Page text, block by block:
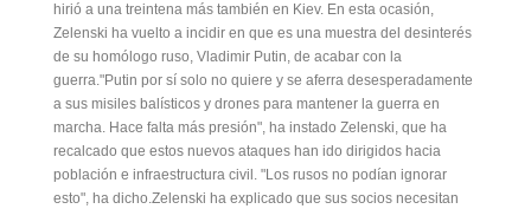
hirió a una treintena más también en Kiev. En esta ocasión,
Zelenski ha vuelto a incidir en que es una muestra del desinterés
de su homólogo ruso, Vladimir Putin, de acabar con la
guerra."Putin por sí solo no quiere y se aferra desesperadamente
a sus misiles balísticos y drones para mantener la guerra en
marcha. Hace falta más presión", ha instado Zelenski, que ha
recalcado que estos nuevos ataques han ido dirigidos hacia
población e infraestructura civil. "Los rusos no podían ignorar
esto", ha dicho.Zelenski ha explicado que sus socios necesitan